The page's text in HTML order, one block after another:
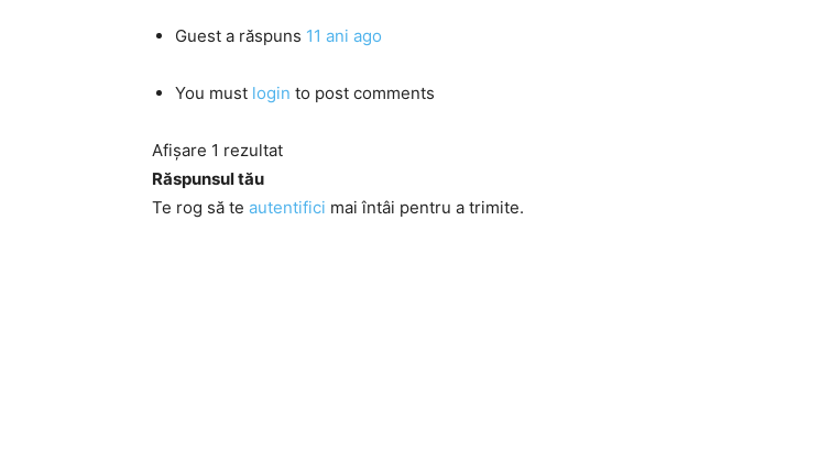
Guest a răspuns 11 ani ago
You must login to post comments
Afișare 1 rezultat
Răspunsul tău
Te rog să te autentifici mai întâi pentru a trimite.